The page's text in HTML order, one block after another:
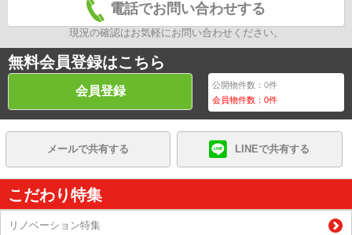
電話でお問い合わせする
現況の確認はお気軽にお問い合わせください。
無料会員登録はこちら
会員登録 公開物件数：0件
会員物件数：0件
メールで共有する LINEで共有する
こだわり特集
リノベーション特集